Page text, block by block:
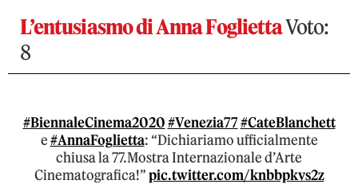
L’entusiasmo di Anna FogliettaVoto:
8
#BiennaleCinema2020#Venezia77#CateBlanchett
e#AnnaFoglietta: “Dichiariamo ufficialmente
chiusa la 77.Mostra Internazionale d’Arte
Cinematografica!”pic.twitter.com/knbbpkvs2z